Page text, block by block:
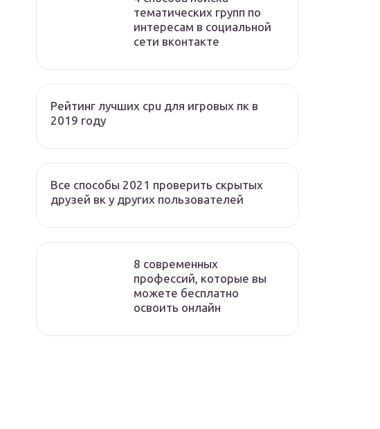
тематических групп по
интересам в социальной
сети вконтакте
Рейтинг лучших cpu для игровых пк в
2019 году
Все способы 2021 проверить скрытых
друзей вк у других пользователей
8 современных
профессий, которые вы
можете бесплатно
освоить онлайн